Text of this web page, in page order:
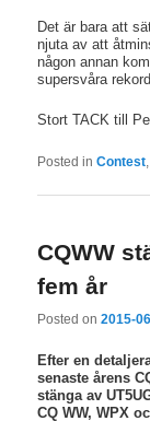
Det är bara att
njuta av att
någon annan
supersvåra
Stort TACK till
Posted in Contest
CQWW
fem år
Posted on2015-
Efter en
senaste årens
stänga av
CQ WW, WPX